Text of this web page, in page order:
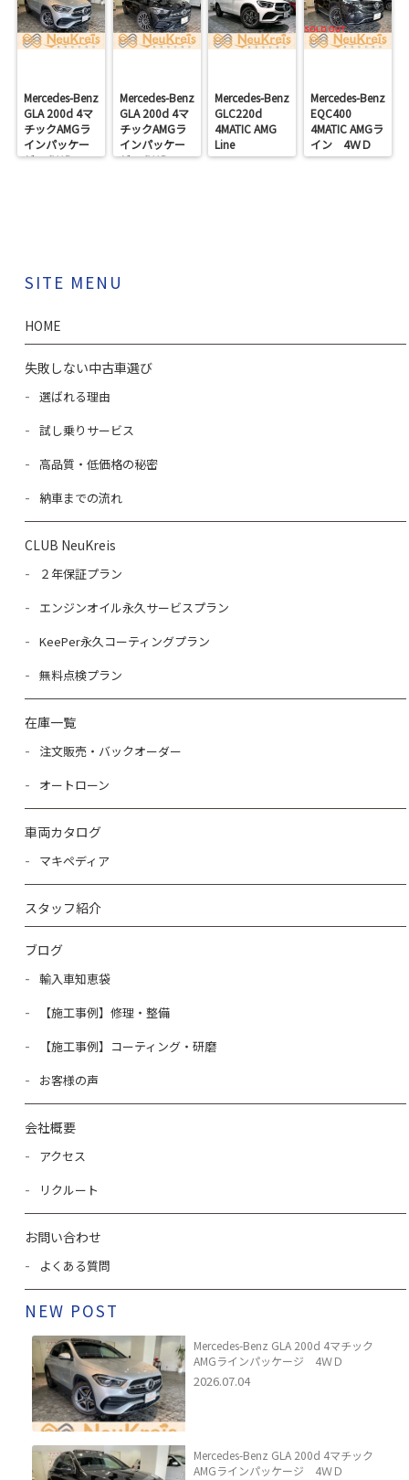
Mercedes-Benz
GLA 200d 4マ
チックAMGラ
インパッケー
ジ 4ＷＤ
Mercedes-Benz
GLA 200d 4マ
チックAMGラ
インパッケー
ジ 4ＷＤ
Mercedes-Benz
GLC220d
4MATIC AMG
Line
Mercedes-Benz
EQC400
4MATIC AMGラ
イン 4ＷＤ
SITE MENU
HOME
失敗しない中古車選び
選ばれる理由
試し乗りサービス
高品質・低価格の秘密
納車までの流れ
CLUB NeuKreis
２年保証プラン
エンジンオイル永久サービスプラン
KeePer永久コーティングプラン
無料点検プラン
在庫一覧
注文販売・バックオーダー
オートローン
車両カタログ
マキペディア
スタッフ紹介
ブログ
輸入車知恵袋
【施工事例】修理・整備
【施工事例】コーティング・研磨
お客様の声
会社概要
アクセス
リクルート
お問い合わせ
よくある質問
NEW POST
Mercedes-Benz GLA 200d 4マチック
AMGラインパッケージ 4ＷＤ
2026.07.04
Mercedes-Benz GLA 200d 4マチック
AMGラインパッケージ 4ＷＤ